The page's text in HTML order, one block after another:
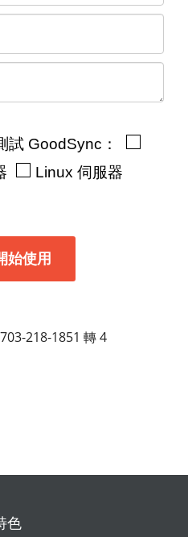
試 GoodSync：
Linux 伺服器
218-1851 轉 4
色